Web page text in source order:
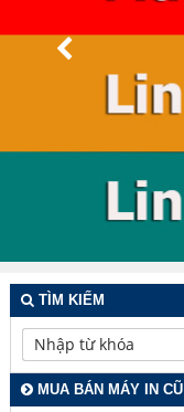
TÌM KIẾM
MUA BÁN MÁY IN CŨ